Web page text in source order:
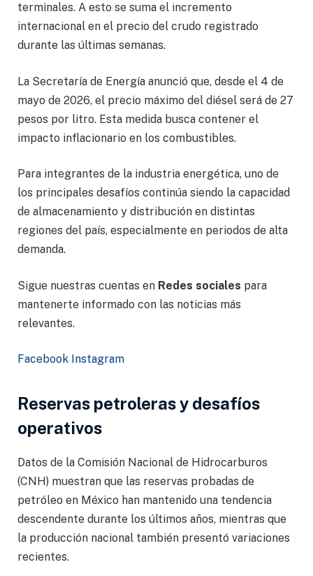
terminales. A esto se suma el incremento
internacional en el precio del crudo registrado
durante las últimas semanas.
La Secretaría de Energía anunció que, desde el 4 de
mayo de 2026, el precio máximo del diésel será de 27
pesos por litro. Esta medida busca contener el
impacto inflacionario en los combustibles.
Para integrantes de la industria energética, uno de
los principales desafíos continúa siendo la capacidad
de almacenamiento y distribución en distintas
regiones del país, especialmente en periodos de alta
demanda.
Sigue nuestras cuentas en Redes sociales para
mantenerte informado con las noticias más
relevantes.
Facebook Instagram
Reservas petroleras y desafíos
operativos
Datos de la Comisión Nacional de Hidrocarburos
(CNH) muestran que las reservas probadas de
petróleo en México han mantenido una tendencia
descendente durante los últimos años, mientras que
la producción nacional también presentó variaciones
recientes.